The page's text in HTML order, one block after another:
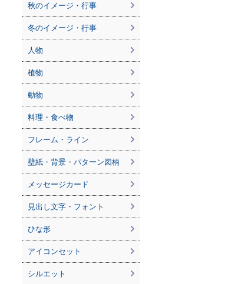
秋のイメージ・行事
冬のイメージ・行事
人物
植物
動物
料理・食べ物
フレーム・ライン
壁紙・背景・パターン図柄
メッセージカード
見出し文字・フォント
ひな形
アイコンセット
シルエット